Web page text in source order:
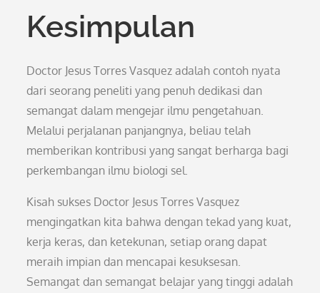
Kesimpulan
Doctor Jesus Torres Vasquez adalah contoh nyata
dari seorang peneliti yang penuh dedikasi dan
semangat dalam mengejar ilmu pengetahuan.
Melalui perjalanan panjangnya, beliau telah
memberikan kontribusi yang sangat berharga bagi
perkembangan ilmu biologi sel.
Kisah sukses Doctor Jesus Torres Vasquez
mengingatkan kita bahwa dengan tekad yang kuat,
kerja keras, dan ketekunan, setiap orang dapat
meraih impian dan mencapai kesuksesan.
Semangat dan semangat belajar yang tinggi adalah